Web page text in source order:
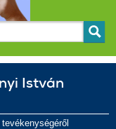
István